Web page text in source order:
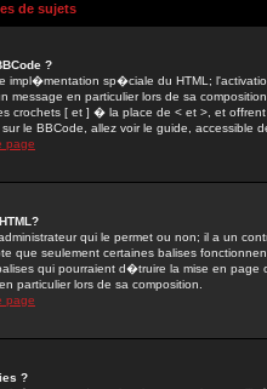
de sujets
?
impl�mentation sp�ciale du HTML;
message en particulier lors de sa
crochets [ et ] � la place de < et >, et
le BBCode, allez voir le guide, accessible
page
qui le permet ou non; il a un
que seulement certaines balises
qui pourraient d�truire la mise en
particulier lors de sa composition.
page
?